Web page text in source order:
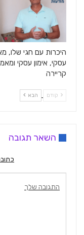
היכרות עם חגי שלו,
עסקי, אימון עסקי
קריירה
קודם הבא
השאר תגובה